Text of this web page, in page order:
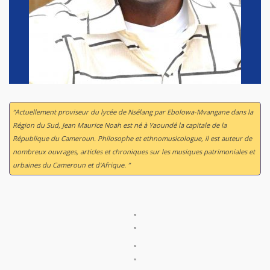
“Actuellement proviseur du lycée de Nsélang par Ebolowa-Mvangane dans la
Région du Sud, Jean Maurice Noah est né à Yaoundé la capitale de la
République du Cameroun. Philosophe et ethnomusicologue, il est auteur de
nombreux ouvrages, articles et chroniques sur les musiques patrimoniales et
urbaines du Cameroun et d'Afrique. ”
"
"
"
"